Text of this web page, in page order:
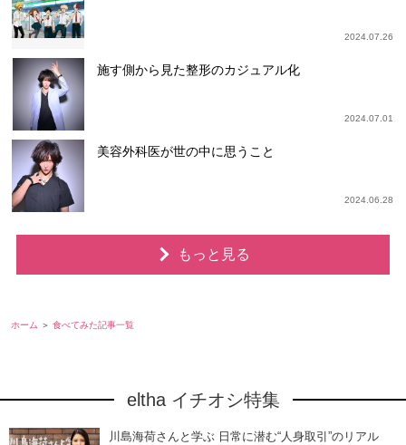
2024.07.26
施す側から見た整形のカジュアル化
2024.07.01
美容外科医が世の中に思うこと
2024.06.28
もっと見る
ホーム 食べてみた記事一覧
eltha イチオシ特集
川島海荷さんと学ぶ 日常に潜む“人身取引”のリアル